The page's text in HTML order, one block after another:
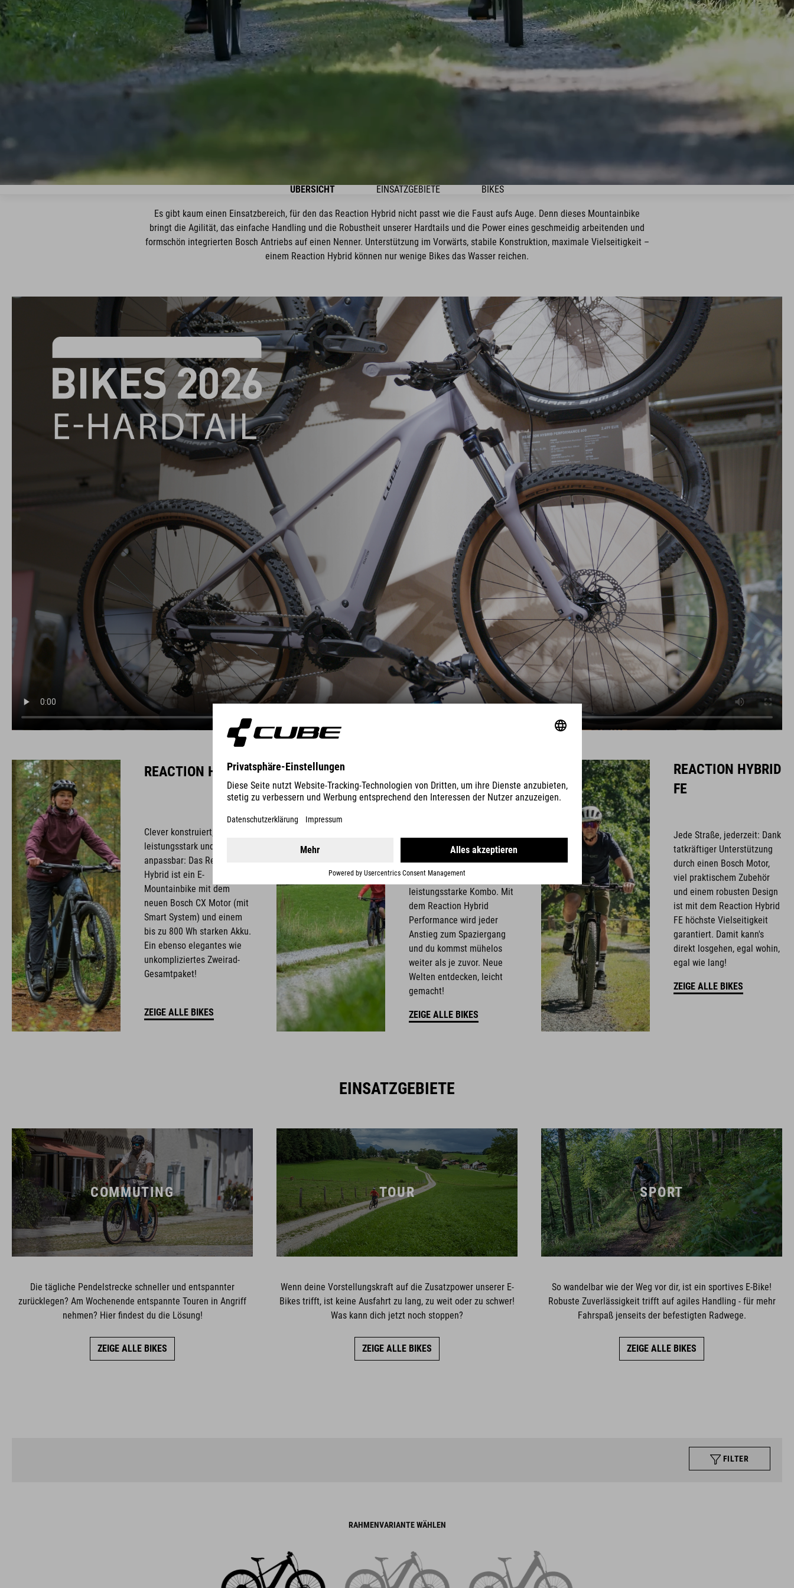
ÜBERSICHT EINSATZGEBIETE BIKES
Es gibt kaum einen Einsatzbereich, für den das Reaction Hybrid nicht passt wie die Faust aufs Auge. Denn dieses Mountainbike
bringt die Agilität, das einfache Handling und die Robustheit unserer Hardtails und die Power eines geschmeidig arbeitenden und
formschön integrierten Bosch Antriebs auf einen Nenner. Unterstützung im Vorwärts, stabile Konstruktion, maximale Vielseitigkeit –
einem Reaction Hybrid können nur wenige Bikes das Wasser reichen.
REACTION HYBRID
Clever konstruiert,
leistungsstark und
anpassbar: Das Reaction
Hybrid ist ein E-
Mountainbike mit dem
neuen Bosch CX Motor (mit
Smart System) und einem
bis zu 800 Wh starken Akku.
Ein ebenso elegantes wie
unkompliziertes Zweirad-
Gesamtpaket!
ZEIGE ALLE BIKES
PERFORMANCE
Vielseitigkeit und das
geniale Handling von CUBE
– eine absolut
leistungsstarke Kombo. Mit
dem Reaction Hybrid
Performance wird jeder
Anstieg zum Spaziergang
und du kommst mühelos
weiter als je zuvor. Neue
Welten entdecken, leicht
gemacht!
ZEIGE ALLE BIKES
REACTION HYBRID
FE
Jede Straße, jederzeit: Dank
tatkräftiger Unterstützung
durch einen Bosch Motor,
viel praktischem Zubehör
und einem robusten Design
ist mit dem Reaction Hybrid
FE höchste Vielseitigkeit
garantiert. Damit kann's
direkt losgehen, egal wohin,
egal wie lang!
ZEIGE ALLE BIKES
EINSATZGEBIETE
COMMUTING
Die tägliche Pendelstrecke schneller und entspannter
zurücklegen? Am Wochenende entspannte Touren in Angriff
nehmen? Hier findest du die Lösung!
ZEIGE ALLE BIKES
TOUR
Wenn deine Vorstellungskraft auf die Zusatzpower unserer E-
Bikes trifft, ist keine Ausfahrt zu lang, zu weit oder zu schwer!
Was kann dich jetzt noch stoppen?
ZEIGE ALLE BIKES
SPORT
So wandelbar wie der Weg vor dir, ist ein sportives E-Bike!
Robuste Zuverlässigkeit trifft auf agiles Handling - für mehr
Fahrspaß jenseits der befestigten Radwege.
ZEIGE ALLE BIKES
FILTER
RAHMENVARIANTE WÄHLEN